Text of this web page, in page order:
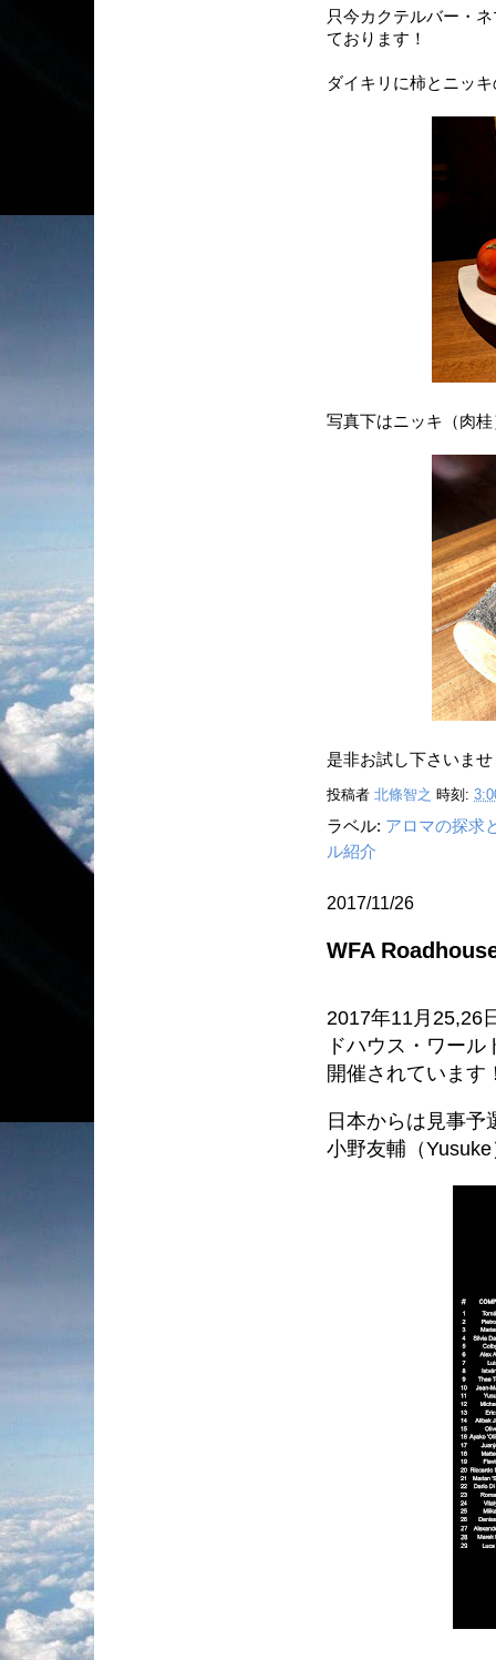
只今カクテルバー・
ております！
ダイキリに柿とニッ
写真下はニッキ（肉
是非お試し下さいませ
投稿者 北條智之 時刻:
ラベル: アロマの探求
ル紹介
2017/11/26
WFA
2017年11月25,26
ドハウス・ワー
開催されています
日本からは見事
小野友輔（